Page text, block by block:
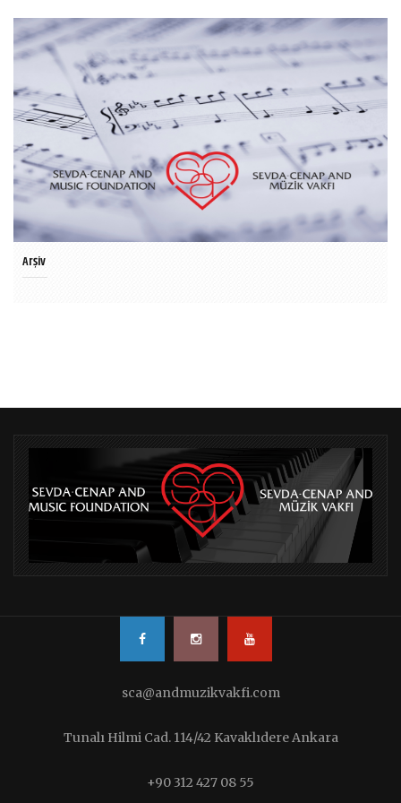
Arşiv
sca@andmuzikvakfi.com
Tunalı Hilmi Cad. 114/42 Kavaklıdere Ankara
+90 312 427 08 55